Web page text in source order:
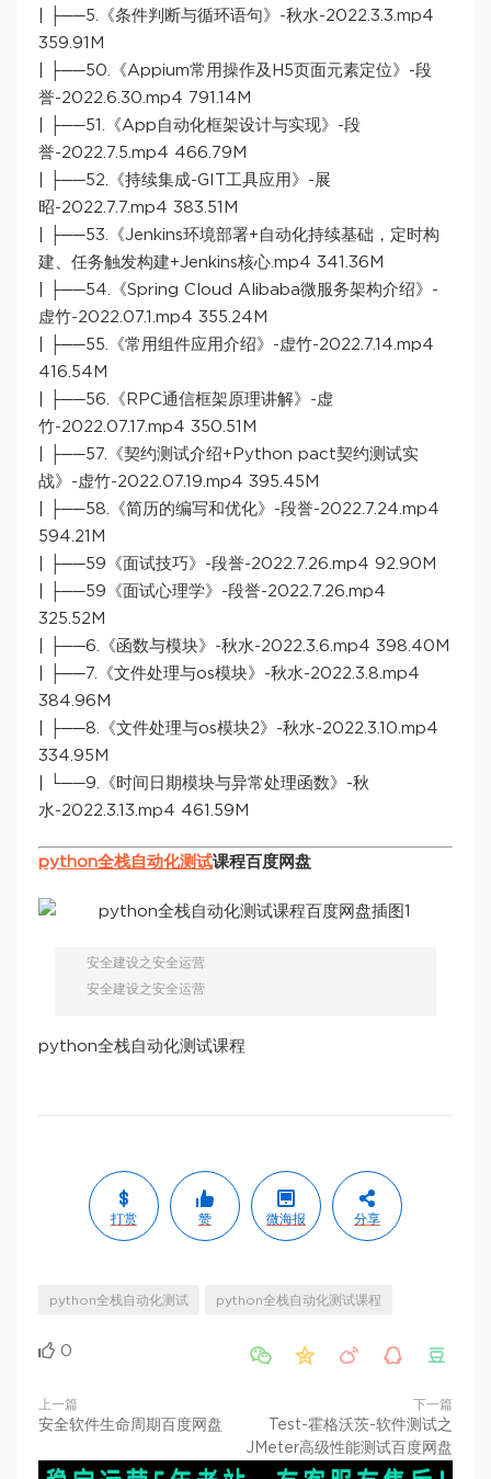
| ├──5.《条件判断与循环语句》-秋水-2022.3.3.mp4
359.91M
| ├──50.《Appium常用操作及H5页面元素定位》-段
誉-2022.6.30.mp4 791.14M
| ├──51.《App自动化框架设计与实现》-段
誉-2022.7.5.mp4 466.79M
| ├──52.《持续集成-GIT工具应用》-展
昭-2022.7.7.mp4 383.51M
| ├──53.《Jenkins环境部署+自动化持续基础，定时构
建、任务触发构建+Jenkins核心.mp4 341.36M
| ├──54.《Spring Cloud Alibaba微服务架构介绍》-
虚竹-2022.07.1.mp4 355.24M
| ├──55.《常用组件应用介绍》-虚竹-2022.7.14.mp4
416.54M
| ├──56.《RPC通信框架原理讲解》-虚
竹-2022.07.17.mp4 350.51M
| ├──57.《契约测试介绍+Python pact契约测试实
战》-虚竹-2022.07.19.mp4 395.45M
| ├──58.《简历的编写和优化》-段誉-2022.7.24.mp4
594.21M
| ├──59《面试技巧》-段誉-2022.7.26.mp4 92.90M
| ├──59《面试心理学》-段誉-2022.7.26.mp4
325.52M
| ├──6.《函数与模块》-秋水-2022.3.6.mp4 398.40M
| ├──7.《文件处理与os模块》-秋水-2022.3.8.mp4
384.96M
| ├──8.《文件处理与os模块2》-秋水-2022.3.10.mp4
334.95M
| └──9.《时间日期模块与异常处理函数》-秋
水-2022.3.13.mp4 461.59M
python全栈自动化测试课程百度网盘
安全建设之安全运营
安全建设之安全运营
python全栈自动化测试课程
打赏 赞 微海报 分享
python全栈自动化测试 python全栈自动化测试课程
0     
上一篇
安全软件生命周期百度网盘
下一篇
Test-霍格沃茨-软件测试之
JMeter高级性能测试百度网盘